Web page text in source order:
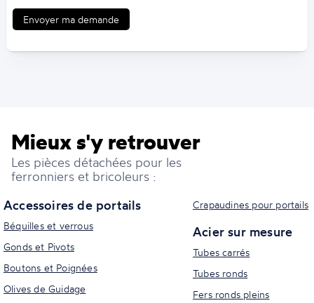
Envoyer ma demande
Mieux s'y retrouver
Les pièces détachées pour les
ferronniers et bricoleurs :
Accessoires de portails
Béquilles et verrous
Gonds et Pivots
Boutons et Poignées
Olives de Guidage
Crapaudines pour portails
Acier sur mesure
Tubes carrés
Tubes ronds
Fers ronds pleins